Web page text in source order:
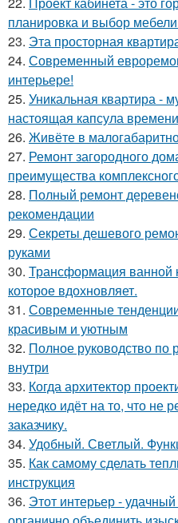
планировка и выбор
23. Эта просторная
24. Современный
интерьере!
25. Уникальная квартира -
настоящая капсула
26. Живёте в
27. Ремонт загородного
преимущества
28. Полный ремонт
рекомендации
29. Секреты дешевого
руками
30. Трансформация ванной
которое вдохновляет.
31. Современные
красивым и уютным
32. Полное руководство по
внутри
33. Когда архитектор
нередко идёт на то, что не
заказчику.
34. Удобный. Светлый.
35. Как самому сделать
инструкция
36. Этот интерьер -